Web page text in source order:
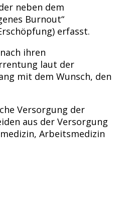
neben dem
Burnout“
erfasst.
ihren
laut der
mit dem Wunsch, den
Versorgung der
aus der Versorgung
Arbeitsmedizin